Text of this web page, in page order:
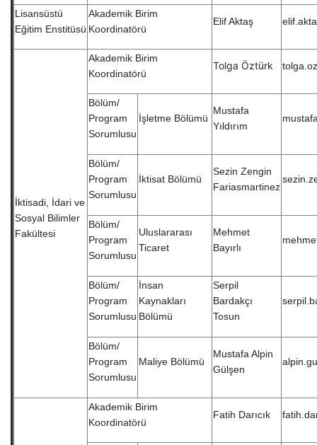
Lisansüstü
Eğitim Enstitüsü
Akademik Birim
Koordinatörü
Elif Aktaş
İktisadi, İdari ve
Sosyal Bilimler
Fakültesi
Akademik Birim
Koordinatörü
Tolga Öztürk
Bölüm/
Program
Sorumlusu
İşletme Bölümü
Mustafa
Yıldırım
Bölüm/
Program
Sorumlusu
İktisat Bölümü
Sezin Zengin
Fariasmartinez
Bölüm/
Program
Sorumlusu
Uluslararası
Ticaret
Mehmet
Bayırlı
Bölüm/
Program
Sorumlusu
İnsan
Kaynakları
Bölümü
Serpil
Bardakçı
Tosun
Bölüm/
Program
Sorumlusu
Maliye Bölümü
Mustafa Alpin
Gülşen
Akademik Birim
Koordinatörü
Fatih Darıcık